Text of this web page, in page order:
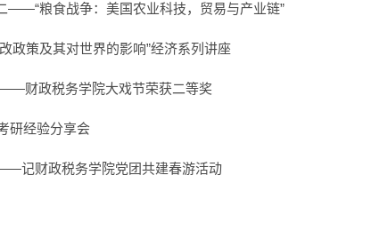
——“粮食战争：美国农业科技，贸易与产业链”
政策及其对世界的影响”经济系列讲座
财政税务学院大戏节荣获二等奖
研经验分享会
记财政税务学院党团共建春游活动